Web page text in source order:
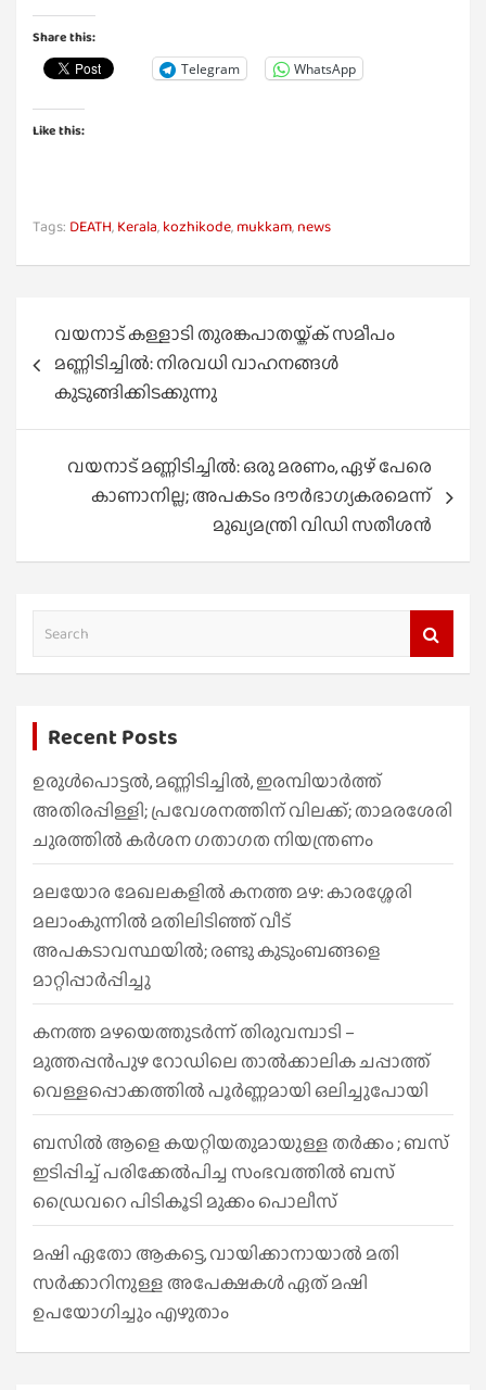
Share this:
Telegram WhatsApp
Like this:
Tags: DEATH, Kerala, kozhikode, mukkam, news
navigation
വയനാട് കള്ളാടി തുരങ്കപാതയ്ക്ക് സമീപം
മണ്ണിടിച്ചിൽ: നിരവധി വാഹനങ്ങൾ
കുടുങ്ങിക്കിടക്കുന്നു
വയനാട് മണ്ണിടിച്ചിൽ: ഒരു മരണം, ഏഴ് പേരെ
കാണാനില്ല; അപകടം ദൗർഭാ​ഗ്യകരമെന്ന്
മുഖ്യമന്ത്രി വിഡി സതീശൻ
h
Recent Posts
ഉരുൾപൊട്ടൽ, മണ്ണിടിച്ചിൽ, ഇരമ്പിയാര്‍ത്ത്
അതിരപ്പിള്ളി; പ്രവേശനത്തിന് വിലക്ക്; താമരശേരി
ചുരത്തില്‍ കര്‍ശന ഗതാഗത നിയന്ത്രണം
മലയോര മേഖലകളിൽ കനത്ത മഴ: കാരശ്ശേരി
മലാംകുന്നിൽ മതിലിടിഞ്ഞ് വീട്
അപകടാവസ്ഥയിൽ; രണ്ടു കുടുംബങ്ങളെ
മാറ്റിപ്പാർപ്പിച്ചു
കനത്ത മഴയെത്തുടർന്ന് തിരുവമ്പാടി –
മുത്തപ്പൻപുഴ റോഡിലെ താൽക്കാലിക ചപ്പാത്ത്
വെള്ളപ്പൊക്കത്തിൽ പൂർണ്ണമായി ഒലിച്ചുപോയി
ബസിൽ ആളെ കയറ്റിയതുമായുള്ള തർക്കം ; ബസ്
ഇടിപ്പിച്ച് പരിക്കേൽപിച്ച സംഭവത്തിൽ ബസ്
ഡ്രൈവറെ പിടികൂടി മുക്കം പൊലീസ്
മഷി ഏതോ ആകട്ടെ, വായിക്കാനായാൽ മതി​
സർക്കാറിനുള്ള അപേക്ഷകൾ ഏത് മഷി
ഉപയോഗിച്ചും എഴുതാം